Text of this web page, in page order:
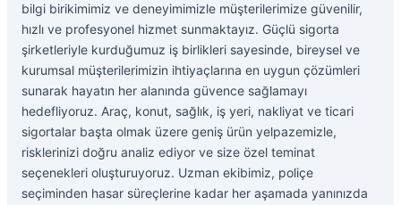
bilgi birikimimiz ve deneyimimizle müşterilerimize güvenilir,
hızlı ve profesyonel hizmet sunmaktayız. Güçlü sigorta
şirketleriyle kurduğumuz iş birlikleri sayesinde, bireysel ve
kurumsal müşterilerimizin ihtiyaçlarına en uygun çözümleri
sunarak hayatın her alanında güvence sağlamayı
hedefliyoruz. Araç, konut, sağlık, iş yeri, nakliyat ve ticari
sigortalar başta olmak üzere geniş ürün yelpazemizle,
risklerinizi doğru analiz ediyor ve size özel teminat
seçenekleri oluşturuyoruz. Uzman ekibimiz, poliçe
seçiminden hasar süreçlerine kadar her aşamada yanınızda